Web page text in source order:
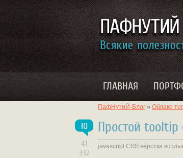
ГЛАВНАЯ
ПафНутиЙ-Блог » Облако
Простой
10
41
332
javascript CSS вёрстка